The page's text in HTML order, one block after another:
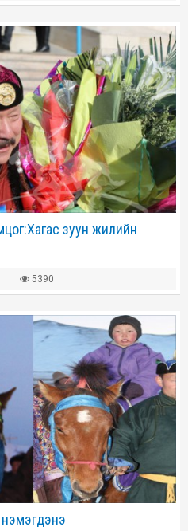
зуун жилийн
5390